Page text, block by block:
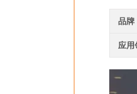
品牌
应用